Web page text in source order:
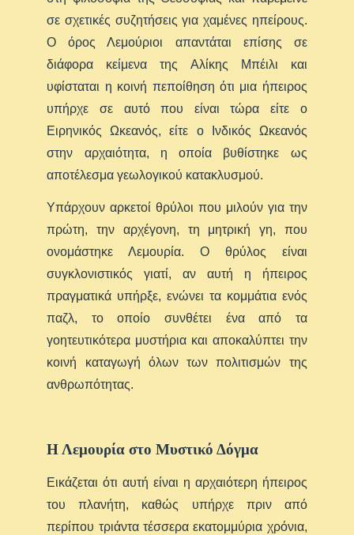
σε σχετικές συζητήσεις για χαμένες ηπείρους.
Ο όρος Λεμούριοι απαντάται επίσης σε
διάφορα κείμενα της Αλίκης Μπέιλι και
υφίσταται η κοινή πεποίθηση ότι μια ήπειρος
υπήρχε σε αυτό που είναι τώρα είτε ο
Ειρηνικός Ωκεανός, είτε ο Ινδικός Ωκεανός
στην αρχαιότητα, η οποία βυθίστηκε ως
αποτέλεσμα γεωλογικού κατακλυσμού.
Υπάρχουν αρκετοί θρύλοι που μιλούν για την
πρώτη, την αρχέγονη, τη μητρική γη, που
ονομάστηκε Λεμουρία. Ο θρύλος είναι
συγκλονιστικός γιατί, αν αυτή η ήπειρος
πραγματικά υπήρξε, ενώνει τα κομμάτια ενός
παζλ, το οποίο συνθέτει ένα από τα
γοητευτικότερα μυστήρια και αποκαλύπτει την
κοινή καταγωγή όλων των πολιτισμών της
ανθρωπότητας.
Η Λεμουρία στο Μυστικό Δόγμα
Εικάζεται ότι αυτή είναι η αρχαιότερη ήπειρος
του πλανήτη, καθώς υπήρχε πριν από
περίπου τριάντα τέσσερα εκατομμύρια χρόνια,